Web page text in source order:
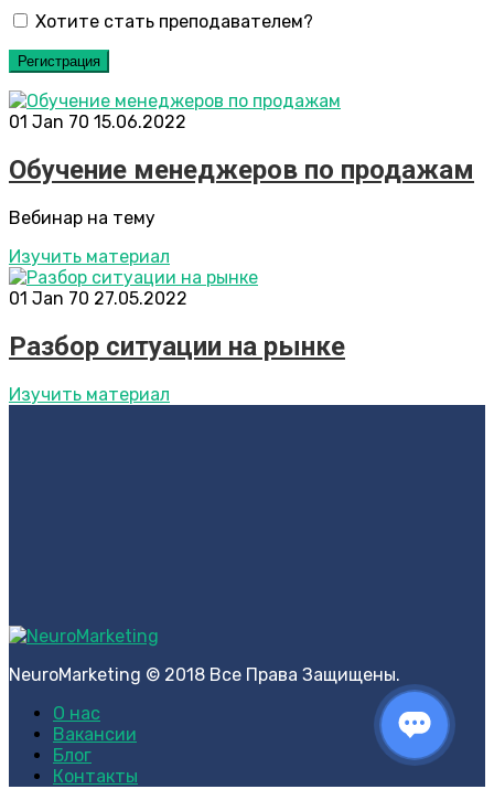
Хотите стать преподавателем?
Регистрация
01 Jan 70 15.06.2022
Обучение менеджеров по продажам
Вебинар на тему
Изучить материал
01 Jan 70 27.05.2022
Разбор ситуации на рынке
Изучить материал
NeuroMarketing © 2018 Все Права Защищены.
О нас
Вакансии
Блог
Контакты